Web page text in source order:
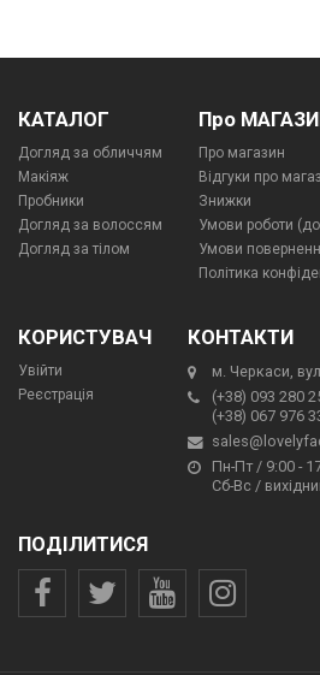
КАТАЛОГ
Догляд за обличчям
Макіяж
Пробники
Догляд за волоссям
Догляд за тілом
Про
Про магазин
Відгуки про
Знижки
Умови роботи
Умови
Політика
КОРИСТУВАЧ
Увійти
Реєстрація
КОНТАКТИ
м. Черкаси,
(+38) 093 280
(+38) 067 976
Пн-Пт / 9:00 -
Сб-Вс /
ПОДІЛИТИСЯ